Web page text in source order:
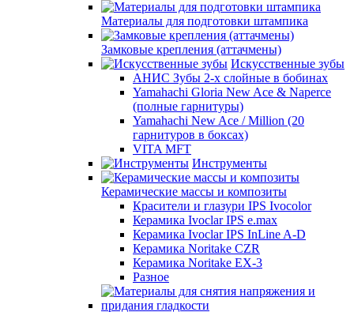
Материалы для подготовки штампика
Замковые крепления (аттачмены)
Искусственные зубы
АНИС Зубы 2-х слойные в бобинах
Yamahachi Gloria New Ace & Naperce
(полные гарнитуры)
Yamahachi New Ace / Million (20
гарнитуров в боксах)
VITA MFT
Инструменты
Керамические массы и композиты
Красители и глазури IPS Ivocolor
Керамика Ivoclar IPS e.max
Керамика Ivoclar IPS InLine A-D
Керамика Noritake CZR
Керамика Noritake EX-3
Разное